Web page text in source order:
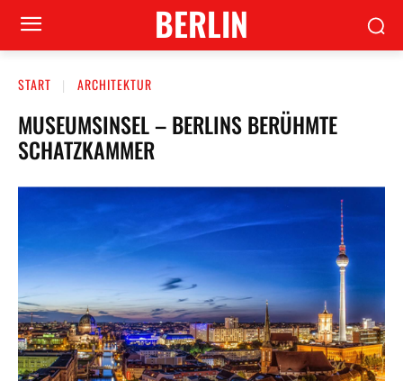
BERLIN
START ARCHITEKTUR
MUSEUMSINSEL – BERLINS BERÜHMTE
SCHATZKAMMER